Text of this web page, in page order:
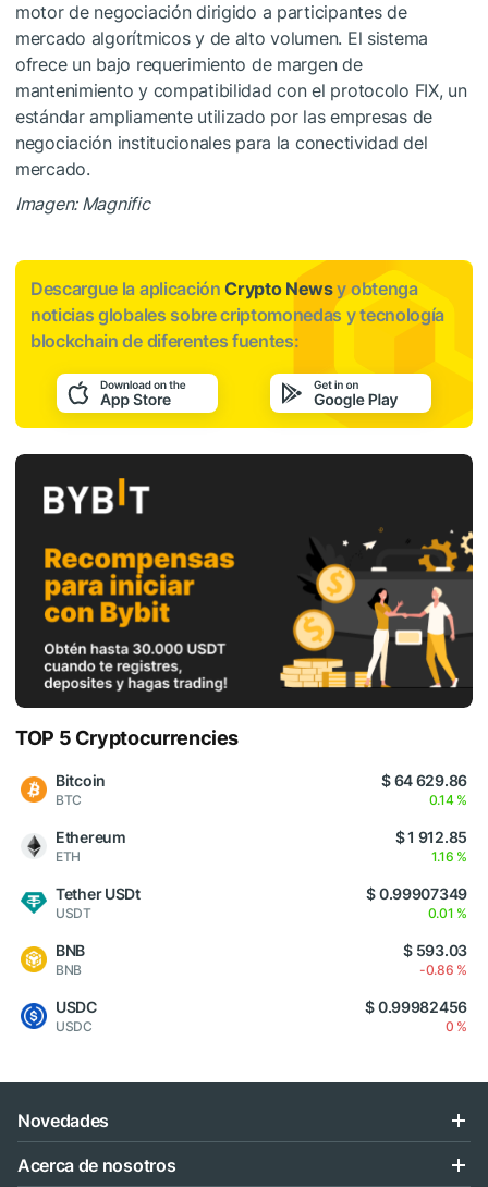
motor de negociación dirigido a participantes de
mercado algorítmicos y de alto volumen. El sistema
ofrece un bajo requerimiento de margen de
mantenimiento y compatibilidad con el protocolo FIX, un
estándar ampliamente utilizado por las empresas de
negociación institucionales para la conectividad del
mercado.
Imagen: Magnific
Descargue la aplicaciónCrypto Newsy obtenga
noticias globales sobre criptomonedas y tecnología
blockchain de diferentes fuentes:
TOP 5 Cryptocurrencies
Bitcoin
BTC
$ 64 629.86
0.14 %
Ethereum
ETH
$ 1 912.85
1.16 %
Tether USDt
USDT
$ 0.99907349
0.01 %
BNB
BNB
$ 593.03
-0.86 %
USDC
USDC
$ 0.99982456
0 %
Novedades
Acerca de nosotros